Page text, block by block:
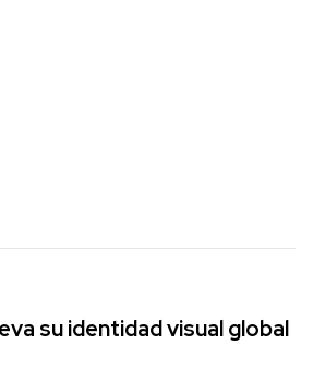
su identidad visual global